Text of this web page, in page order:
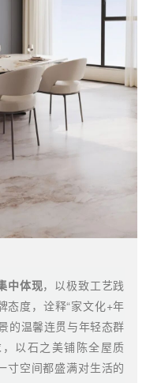
中体现，以极致工艺践
态度，诠释“家文化+年
的温馨连贯与年轻态群
以石之美铺陈全屋质
寸空间都盛满对生活的